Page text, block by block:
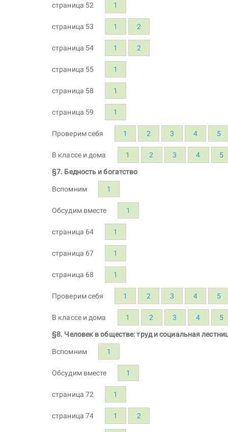
страница 52 1
страница 53 1 2
страница 54 1 2
страница 55 1
страница 58 1
страница 59 1
Проверим себя 1 2 3 4 5
В классе и дома 1 2 3 4 5
§7. Бедность и богатство
Вспомним 1
Обсудим вместе 1
страница 64 1
страница 67 1
страница 68 1
Проверим себя 1 2 3 4 5
В классе и дома 1 2 3 4 5
§8. Человек в обществе: труд и социальная
Вспомним 1
Обсудим вместе 1
страница 72 1
страница 74 1 2